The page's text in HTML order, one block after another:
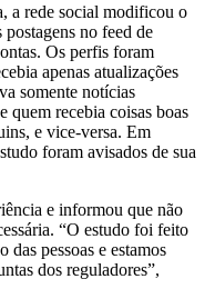
a rede social modificou o
no feed de
Os perfis foram
apenas atualizações
somente notícias
quem recebia coisas boas
e vice-versa. Em
foram avisados de sua
e informou que não
“O estudo foi feito
das pessoas e estamos
dos reguladores”,